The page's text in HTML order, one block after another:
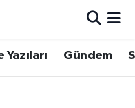
Yazıları Gündem